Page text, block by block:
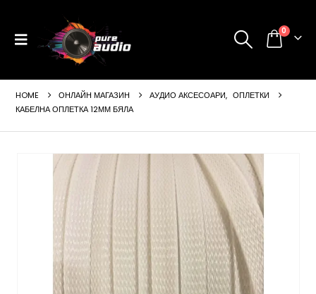
0
HOME ОНЛАЙН МАГАЗИН АУДИО АКСЕСОАРИ, ОПЛЕТКИ
КАБЕЛНА ОПЛЕТКА 12ММ БЯЛА